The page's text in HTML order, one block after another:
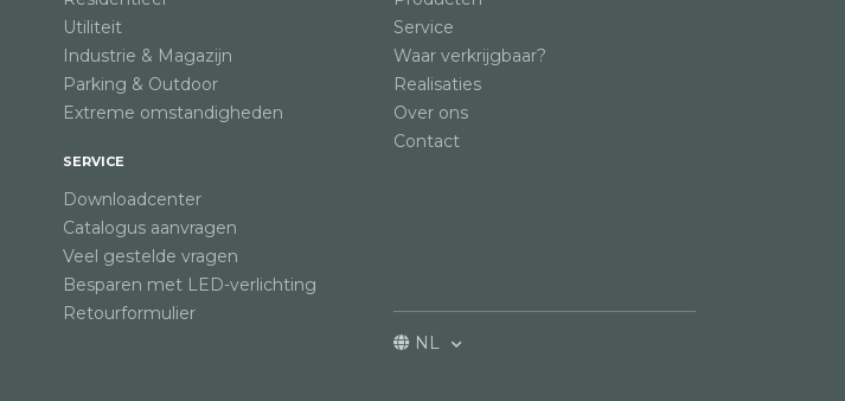
Utiliteit
Industrie & Magazijn
Parking & Outdoor
Extreme omstandigheden
SERVICE
Downloadcenter
Catalogus aanvragen
Veel gestelde vragen
Besparen met LED-verlichting
Retourformulier
Service
Waar verkrijgbaar?
Realisaties
Over ons
Contact
NL